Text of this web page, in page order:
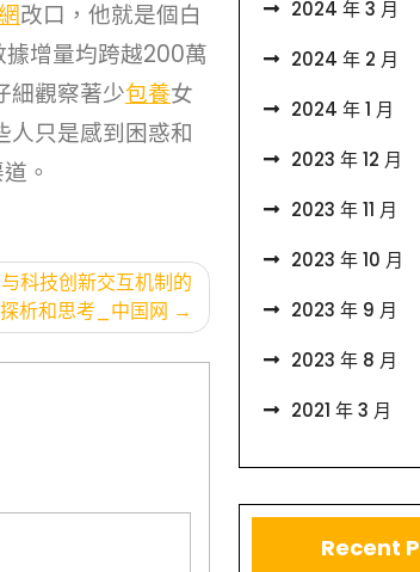
改口，他就是個白
增量均跨越200萬
細觀察著少包養女
人只是感到困惑和
。
科技创新交互机制的
探析和思考_中国网
2024 年 3 月
2024 年 2 月
2024 年 1 月
2023 年 12 月
2023 年 11 月
2023 年 10 月
2023 年 9 月
2023 年 8 月
2021 年 3 月
Recent